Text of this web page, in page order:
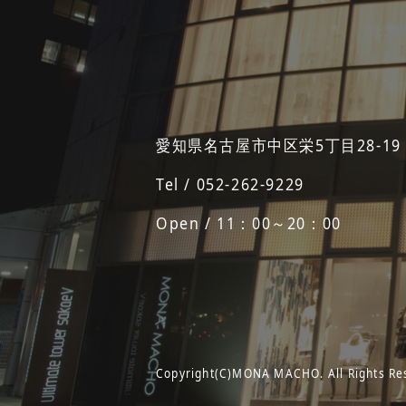
愛知県名古屋市中区栄5丁目28-
Tel / 052-262-9229
Open / 11：00～20：00
Copyright(C)MONA MACHO. All Rights